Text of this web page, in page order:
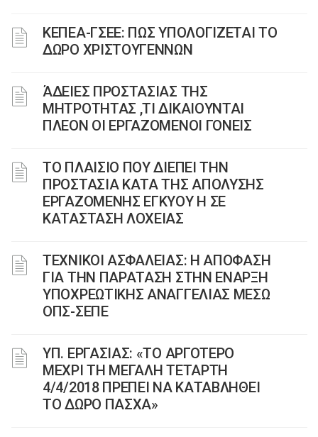
ΚΕΠΕΑ-ΓΣΕΕ: ΠΩΣ ΥΠΟΛΟΓΙΖΕΤΑΙ ΤΟ
ΔΩΡΟ ΧΡΙΣΤΟΥΓΕΝΝΩΝ
ΆΔΕΙΕΣ ΠΡΟΣΤΑΣΙΑΣ ΤΗΣ
ΜΗΤΡΟΤΗΤΑΣ ,ΤΙ ΔΙΚΑΙΟΥΝΤΑΙ
ΠΛΕΟΝ ΟΙ ΕΡΓΑΖΟΜΕΝΟΙ ΓΟΝΕΙΣ
ΤΟ ΠΛΑΙΣΙΟ ΠΟΥ ΔΙΕΠΕΙ ΤΗΝ
ΠΡΟΣΤΑΣΙΑ ΚΑΤΑ ΤΗΣ ΑΠΟΛΥΣΗΣ
ΕΡΓΑΖΟΜΕΝΗΣ ΕΓΚΥΟΥ Η ΣΕ
ΚΑΤΑΣΤΑΣΗ ΛΟΧΕΙΑΣ
ΤΕΧΝΙΚΟΙ ΑΣΦΑΛΕΙΑΣ: Η ΑΠΟΦΑΣΗ
ΓΙΑ ΤΗΝ ΠΑΡΑΤΑΣΗ ΣΤΗΝ ΕΝΑΡΞΗ
ΥΠΟΧΡΕΩΤΙΚΗΣ ΑΝΑΓΓΕΛΙΑΣ ΜΕΣΩ
ΟΠΣ-ΣΕΠΕ
ΥΠ. ΕΡΓΑΣΙΑΣ: «ΤΟ ΑΡΓΟΤΕΡΟ
ΜΕΧΡΙ ΤΗ ΜΕΓΑΛΗ ΤΕΤΑΡΤΗ
4/4/2018 ΠΡΕΠΕΙ ΝΑ ΚΑΤΑΒΛΗΘΕΙ
ΤΟ ΔΩΡΟ ΠΑΣΧΑ»